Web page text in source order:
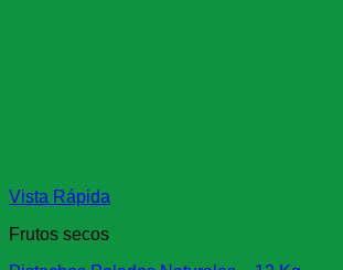
Vista Rápida
Frutos secos